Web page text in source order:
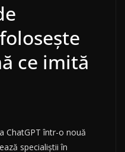
ce imită
ChatGPT într-o nouă
specialiștii în